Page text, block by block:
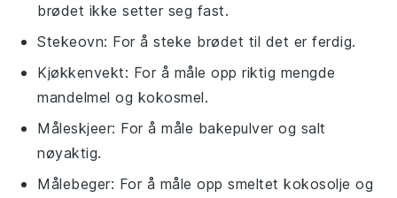
brødet ikke setter seg fast.
Stekeovn: For å steke brødet til det er ferdig.
Kjøkkenvekt: For å måle opp riktig mengde
mandelmel og kokosmel.
Måleskjeer: For å måle bakepulver og salt
nøyaktig.
Målebeger: For å måle opp smeltet kokosolje og